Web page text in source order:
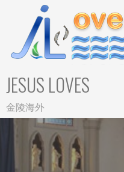
content
JESUS LOVES
金陵海外